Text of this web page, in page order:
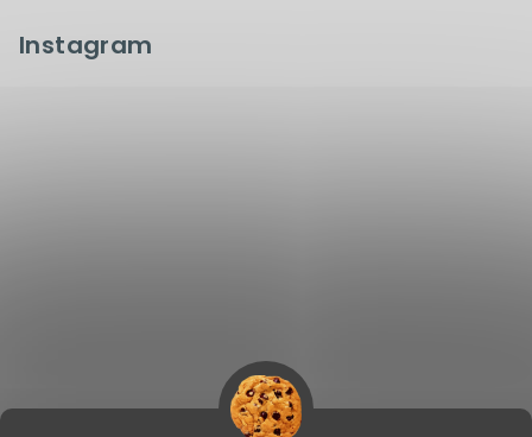
Instagram